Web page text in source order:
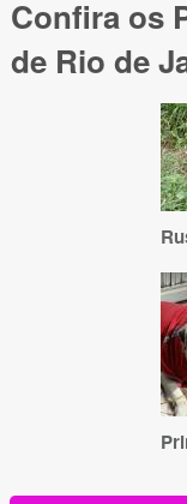
Confira os
de Rio de